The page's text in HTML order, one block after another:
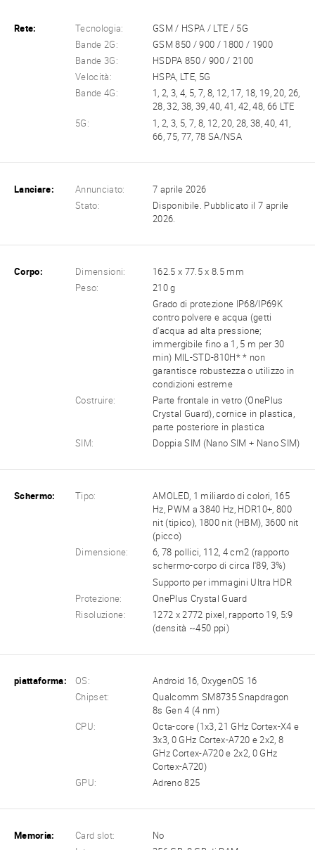
Rete: Tecnologia:
GSM / HSPA / LTE / 5G
Bande 2G:
GSM 850 / 900 / 1800 / 1900
Bande 3G:
HSDPA 850 / 900 / 2100
Velocità:
HSPA, LTE, 5G
Bande 4G:
1, 2, 3, 4, 5, 7, 8, 12, 17, 18, 19, 20, 26,
28, 32, 38, 39, 40, 41, 42, 48, 66 LTE
5G:
1, 2, 3, 5, 7, 8, 12, 20, 28, 38, 40, 41,
66, 75, 77, 78 SA/NSA
Lanciare: Annunciato:
7 aprile 2026
Stato:
Disponibile. Pubblicato il 7 aprile
2026.
Corpo: Dimensioni:
162.5 x 77.5 x 8.5 mm
Peso:
210 g
Grado di protezione IP68/IP69K
contro polvere e acqua (getti
d'acqua ad alta pressione;
immergibile fino a 1, 5 m per 30
min) MIL-STD-810H* * non
garantisce robustezza o utilizzo in
condizioni estreme
Costruire:
Parte frontale in vetro (OnePlus
Crystal Guard), cornice in plastica,
parte posteriore in plastica
SIM:
Doppia SIM (Nano SIM + Nano SIM)
Schermo: Tipo:
AMOLED, 1 miliardo di colori, 165
Hz, PWM a 3840 Hz, HDR10+, 800
nit (tipico), 1800 nit (HBM), 3600 nit
(picco)
Dimensione:
6, 78 pollici, 112, 4 cm2 (rapporto
schermo-corpo di circa l'89, 3%)
Supporto per immagini Ultra HDR
Protezione:
OnePlus Crystal Guard
Risoluzione:
1272 x 2772 pixel, rapporto 19, 5:9
(densità ~450 ppi)
piattaforma: OS:
Android 16, OxygenOS 16
Chipset:
Qualcomm SM8735 Snapdragon
8s Gen 4 (4 nm)
CPU:
Octa-core (1x3, 21 GHz Cortex-X4 e
3x3, 0 GHz Cortex-A720 e 2x2, 8
GHz Cortex-A720 e 2x2, 0 GHz
Cortex-A720)
GPU:
Adreno 825
Memoria: Card slot:
No